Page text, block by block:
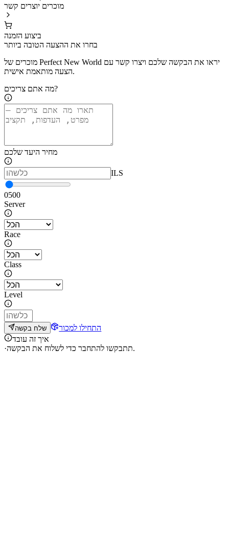
מוכרים יוצרים קשר
ביצוע הזמנה
בחרו את ההצעה הטובה ביותר
מוכרים של Perfect New World יראו את הבקשה שלכם ויצרו קשר עם
הצעה מותאמת אישית.
מה אתם צריכים?
מחיר היעד שלכם
ILS
0500
Server
Race
Class
Level
שלח בקשה
התחילו למכור
איך זה עובד
·
תתבקשו להתחבר כדי לשלוח את הבקשה.